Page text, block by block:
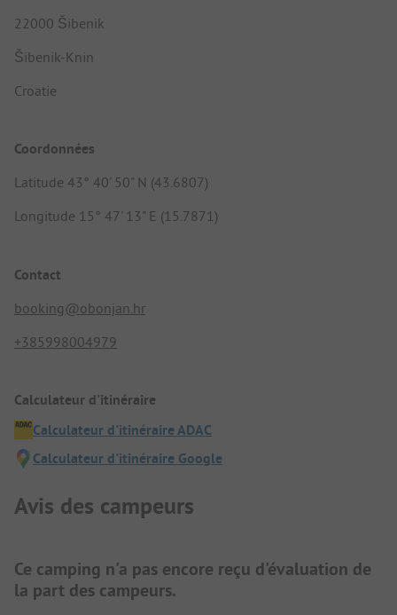
22000 Šibenik
Šibenik-Knin
Croatie
Coordonnées
Latitude 43° 40' 50" N (43.6807)
Longitude 15° 47' 13" E (15.7871)
Contact
booking@obonjan.hr
+385998004979
Calculateur d'itinéraire
Calculateur d'itinéraire ADAC
Calculateur d'itinéraire Google
Avis des campeurs
Ce camping n'a pas encore reçu d'évaluation de
la part des campeurs.